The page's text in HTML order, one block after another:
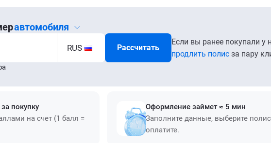
автомобиля
RUS Рассчитать
Если вы ранее покупали у
продлить полис за пару
покупку
на счет (1 балл =
Оформление займет ≈ 5 мин
Заполните данные, выберите
оплатите.